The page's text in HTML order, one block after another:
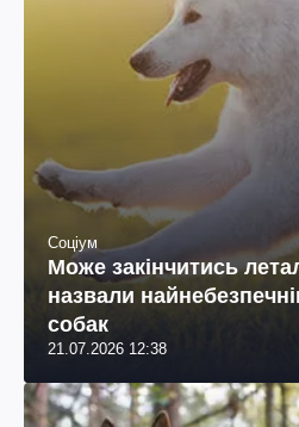
Соціум
Може закінчитись
назвали
собак
21.07.2026 12:38